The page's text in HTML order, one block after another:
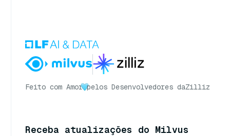
Feito com Amor pelos Desenvolvedores daZilliz
Receba atualizações do Milvus